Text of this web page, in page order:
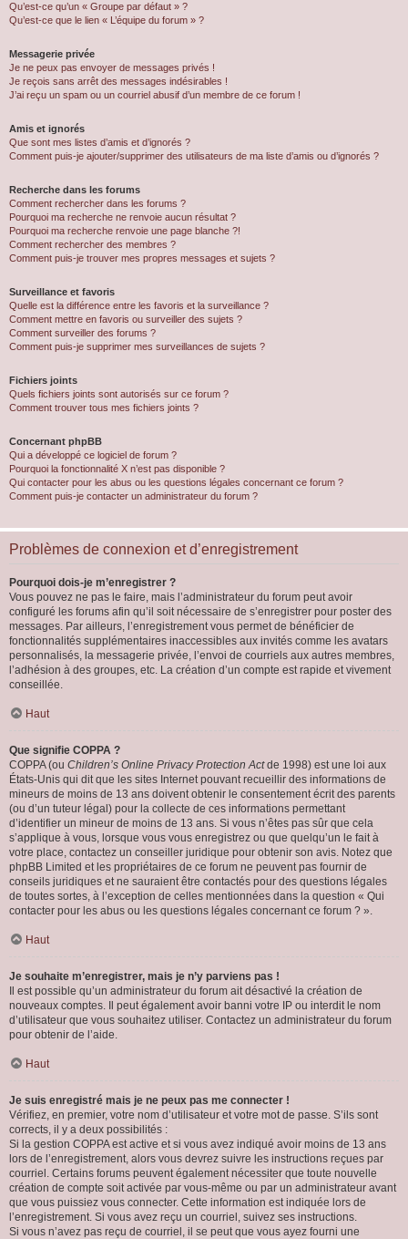
Qu’est-ce qu’un « Groupe par défaut » ?
Qu’est-ce que le lien « L’équipe du forum » ?
Messagerie privée
Je ne peux pas envoyer de messages privés !
Je reçois sans arrêt des messages indésirables !
J’ai reçu un spam ou un courriel abusif d’un membre de ce forum !
Amis et ignorés
Que sont mes listes d’amis et d’ignorés ?
Comment puis-je ajouter/supprimer des utilisateurs de ma liste d’amis ou d’ignorés ?
Recherche dans les forums
Comment rechercher dans les forums ?
Pourquoi ma recherche ne renvoie aucun résultat ?
Pourquoi ma recherche renvoie une page blanche ?!
Comment rechercher des membres ?
Comment puis-je trouver mes propres messages et sujets ?
Surveillance et favoris
Quelle est la différence entre les favoris et la surveillance ?
Comment mettre en favoris ou surveiller des sujets ?
Comment surveiller des forums ?
Comment puis-je supprimer mes surveillances de sujets ?
Fichiers joints
Quels fichiers joints sont autorisés sur ce forum ?
Comment trouver tous mes fichiers joints ?
Concernant phpBB
Qui a développé ce logiciel de forum ?
Pourquoi la fonctionnalité X n’est pas disponible ?
Qui contacter pour les abus ou les questions légales concernant ce forum ?
Comment puis-je contacter un administrateur du forum ?
Problèmes de connexion et d’enregistrement
Pourquoi dois-je m’enregistrer ?
Vous pouvez ne pas le faire, mais l’administrateur du forum peut avoir
configuré les forums afin qu’il soit nécessaire de s’enregistrer pour poster des
messages. Par ailleurs, l’enregistrement vous permet de bénéficier de
fonctionnalités supplémentaires inaccessibles aux invités comme les avatars
personnalisés, la messagerie privée, l’envoi de courriels aux autres membres,
l’adhésion à des groupes, etc. La création d’un compte est rapide et vivement
conseillée.
Haut
Que signifie COPPA ?
COPPA (ou Children’s Online Privacy Protection Actde 1998) est une loi aux
États-Unis qui dit que les sites Internet pouvant recueillir des informations de
mineurs de moins de 13 ans doivent obtenir le consentement écrit des parents
(ou d’un tuteur légal) pour la collecte de ces informations permettant
d’identifier un mineur de moins de 13 ans. Si vous n’êtes pas sûr que cela
s’applique à vous, lorsque vous vous enregistrez ou que quelqu’un le fait à
votre place, contactez un conseiller juridique pour obtenir son avis. Notez que
phpBB Limited et les propriétaires de ce forum ne peuvent pas fournir de
conseils juridiques et ne sauraient être contactés pour des questions légales
de toutes sortes, à l’exception de celles mentionnées dans la question « Qui
contacter pour les abus ou les questions légales concernant ce forum ? ».
Haut
Je souhaite m’enregistrer, mais je n’y parviens pas !
Il est possible qu’un administrateur du forum ait désactivé la création de
nouveaux comptes. Il peut également avoir banni votre IP ou interdit le nom
d’utilisateur que vous souhaitez utiliser. Contactez un administrateur du forum
pour obtenir de l’aide.
Haut
Je suis enregistré mais je ne peux pas me connecter !
Vérifiez, en premier, votre nom d’utilisateur et votre mot de passe. S’ils sont
corrects, il y a deux possibilités :
Si la gestion COPPA est active et si vous avez indiqué avoir moins de 13 ans
lors de l’enregistrement, alors vous devrez suivre les instructions reçues par
courriel. Certains forums peuvent également nécessiter que toute nouvelle
création de compte soit activée par vous-même ou par un administrateur avant
que vous puissiez vous connecter. Cette information est indiquée lors de
l’enregistrement. Si vous avez reçu un courriel, suivez ses instructions.
Si vous n’avez pas reçu de courriel, il se peut que vous ayez fourni une